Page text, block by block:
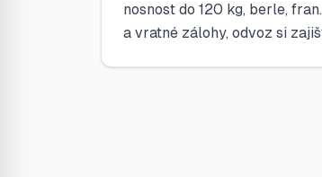
nosnost do 120 kg, berle,
a vratné zálohy, odvoz si